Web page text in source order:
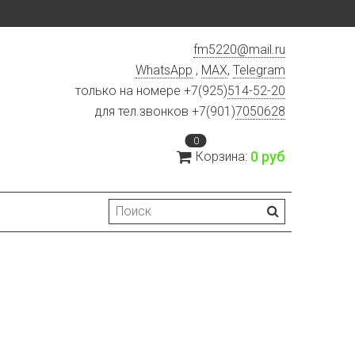
fm5220@mail.ru
WhatsApp , MAX, Telegram
только на номере +7(925)514-52-20
для тел.звонков +7(901)7050628
0
Корзина: 0 руб